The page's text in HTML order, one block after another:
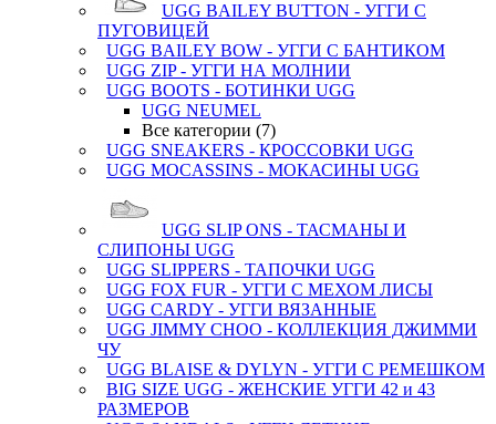
UGG BAILEY BUTTON - УГГИ С
ПУГОВИЦЕЙ
UGG BAILEY BOW - УГГИ С БАНТИКОМ
UGG ZIP - УГГИ НА МОЛНИИ
UGG BOOTS - БОТИНКИ UGG
UGG NEUMEL
Все категории (7)
UGG SNEAKERS - КРОССОВКИ UGG
UGG MOCASSINS - МОКАСИНЫ UGG
UGG SLIP ONS - ТАСМАНЫ И
СЛИПОНЫ UGG
UGG SLIPPERS - ТАПОЧКИ UGG
UGG FOX FUR - УГГИ С МЕХОМ ЛИСЫ
UGG CARDY - УГГИ ВЯЗАННЫЕ
UGG JIMMY CHOO - КОЛЛЕКЦИЯ ДЖИММИ
ЧУ
UGG BLAISE & DYLYN - УГГИ С РЕМЕШКОМ
BIG SIZE UGG - ЖЕНСКИЕ УГГИ 42 и 43
РАЗМЕРОВ